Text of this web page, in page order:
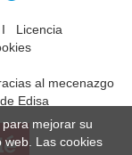
Licencia
al mecenazgo
Edisa
mejorar su
web. Las cookies